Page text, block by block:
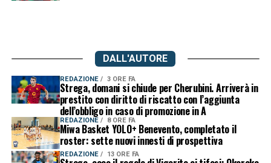
DALL'AUTORE
REDAZIONE 3 ORE FA
Strega, domani si chiude per Cherubini. Arriverà in
prestito con diritto di riscatto con l’aggiunta
dell’obbligo in caso di promozione in A
REDAZIONE 8 ORE FA
Miwa Basket YOLO+ Benevento, completato il
roster: sette nuovi innesti di prospettiva
REDAZIONE 13 ORE FA